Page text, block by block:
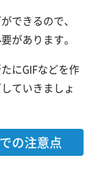
できるので、
があります。
にGIFなどを作
ていきましょ
の注意点